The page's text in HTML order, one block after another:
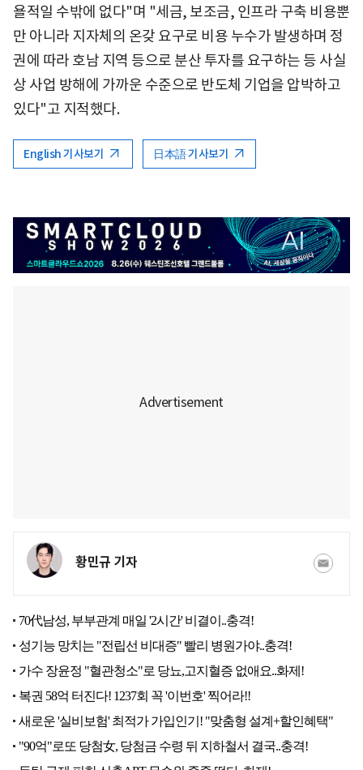
욜적일 수밖에 없다"며 "세금, 보조금, 인프라 구축 비용뿐
만 아니라 지자체의 온갖 요구로 비용 누수가 발생하며 정
권에 따라 호남 지역 등으로 분산 투자를 요구하는 등 사실
상 사업 방해에 가까운 수준으로 반도체 기업을 압박하고
있다"고 지적했다.
English 기사보기 日本語 기사보기
황민규 기자